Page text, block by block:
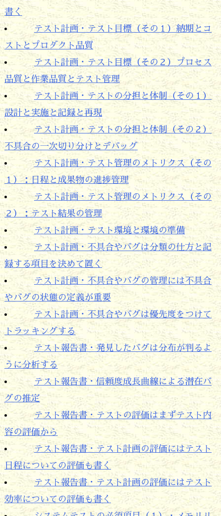
書く
テスト計画・テスト目標（その１）納期とコ
ストとプロダクト品質
テスト計画・テスト目標（その２）プロセス
品質と作業品質とテスト管理
テスト計画・テストの分担と体制（その１）
設計と実施と記録と再現
テスト計画・テストの分担と体制（その２）
不具合の一次切り分けとデバッグ
テスト計画・テスト管理のメトリクス（その
１）：日程と成果物の進捗管理
テスト計画・テスト管理のメトリクス（その
２）：テスト結果の管理
テスト計画・テスト環境と環境の準備
テスト計画・不具合やバグは分類の仕方と記
録する項目を決めて置く
テスト計画・不具合やバグの管理には不具合
やバグの状態の定義が重要
テスト計画・不具合やバグは優先度をつけて
トラッキングする
テスト報告書・発見したバグは分布が判るよ
うに分析する
テスト報告書・信頼度成長曲線による潜在バ
グの推定
テスト報告書・テストの評価はまずテスト内
容の評価から
テスト報告書・テスト計画の評価にはテスト
日程についての評価も書く
テスト報告書・テスト計画の評価にはテスト
効率についての評価も書く